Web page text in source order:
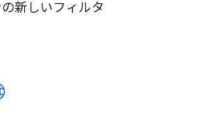
新しいフィルタ